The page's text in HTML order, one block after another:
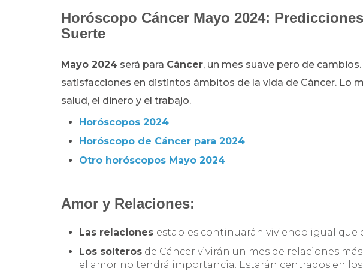
Horóscopo Cáncer Mayo 2024:
Suerte
Mayo 2024 será para Cáncer, un mes suave pero de
satisfacciones en distintos ámbitos de la vida de Cáncer. Lo
salud, el dinero y el trabajo.
Horóscopos 2024
Horóscopo de Cáncer para 2024
Otro horóscopos Mayo 2024
Amor y Relaciones:
Las relaciones estables continuarán viviendo igual que
Los solteros de Cáncer vivirán un mes de relaciones
el amor no tendrá importancia. Estarán centrados en